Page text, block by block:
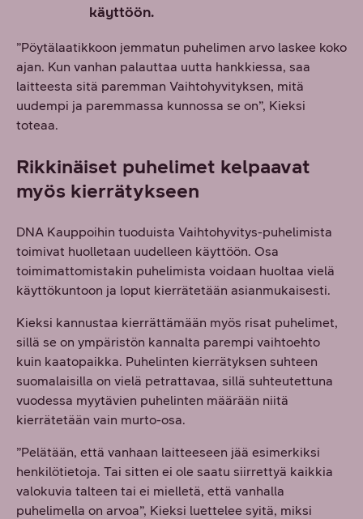
käyttöön.
”Pöytälaatikkoon jemmatun puhelimen arvo laskee koko
ajan. Kun vanhan palauttaa uutta hankkiessa, saa
laitteesta sitä paremman Vaihtohyvityksen, mitä
uudempi ja paremmassa kunnossa se on”, Kieksi
toteaa.
Rikkinäiset puhelimet kelpaavat
myös kierrätykseen
DNA Kauppoihin tuoduista Vaihtohyvitys-puhelimista
toimivat huolletaan uudelleen käyttöön. Osa
toimimattomistakin puhelimista voidaan huoltaa vielä
käyttökuntoon ja loput kierrätetään asianmukaisesti.
Kieksi kannustaa kierrättämään myös risat puhelimet,
sillä se on ympäristön kannalta parempi vaihtoehto
kuin kaatopaikka. Puhelinten kierrätyksen suhteen
suomalaisilla on vielä petrattavaa, sillä suhteutettuna
vuodessa myytävien puhelinten määrään niitä
kierrätetään vain murto-osa.
”Pelätään, että vanhaan laitteeseen jää esimerkiksi
henkilötietoja. Tai sitten ei ole saatu siirrettyä kaikkia
valokuvia talteen tai ei mielletä, että vanhalla
puhelimella on arvoa”, Kieksi luettelee syitä, miksi